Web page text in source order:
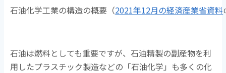
石油化学工業の構造の概要（2021年12月の経済産業省資料
石油は燃料としても重要ですが、石油精製の副産物を利
用したプラスチック製造などの「石油化学」も多くの化